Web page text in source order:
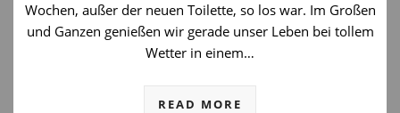
Wochen, außer der neuen Toilette, so los war. Im Großen
und Ganzen genießen wir gerade unser Leben bei tollem
Wetter in einem…
READ MORE